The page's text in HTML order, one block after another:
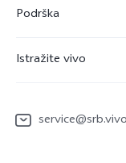
Y22s
Y17s
Podrška
Funtouch OS
Istražite vivo
Ljudi